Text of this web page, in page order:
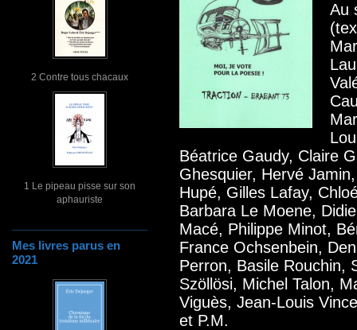
2 Contre tous chacaux
1 Le pipeau pisse sur son
aphauriste
Mes livres parus en
2021
Au
Béatrice Gaudy, Claire
Ghesquier, Hervé
Hupé, Gilles Lafay,
Barbara Le Moene,
Macé, Philippe Minot,
France Ochsenbein,
Perron, Basile Rouchin,
Szöllösi, Michel Talon,
Viguès, Jean-Louis
et P.M.